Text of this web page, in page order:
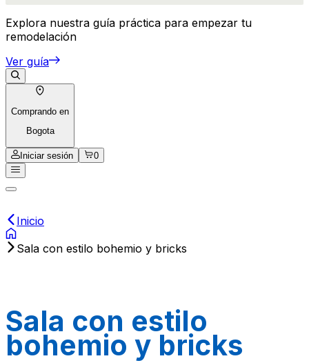
Explora nuestra guía práctica para empezar tu
remodelación
Ver guía
Comprando en
Bogota
Iniciar sesión 0
Inicio
Sala con estilo bohemio y bricks
Sala con estilo
bohemio y bricks